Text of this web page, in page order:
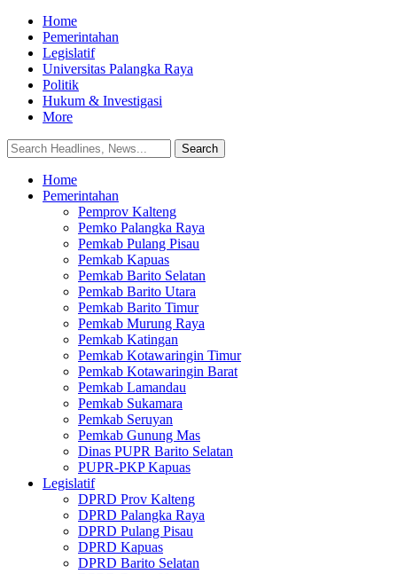
Home
Pemerintahan
Legislatif
Universitas Palangka Raya
Politik
Hukum & Investigasi
More
Home
Pemerintahan
Pemprov Kalteng
Pemko Palangka Raya
Pemkab Pulang Pisau
Pemkab Kapuas
Pemkab Barito Selatan
Pemkab Barito Utara
Pemkab Barito Timur
Pemkab Murung Raya
Pemkab Katingan
Pemkab Kotawaringin Timur
Pemkab Kotawaringin Barat
Pemkab Lamandau
Pemkab Sukamara
Pemkab Seruyan
Pemkab Gunung Mas
Dinas PUPR Barito Selatan
PUPR-PKP Kapuas
Legislatif
DPRD Prov Kalteng
DPRD Palangka Raya
DPRD Pulang Pisau
DPRD Kapuas
DPRD Barito Selatan